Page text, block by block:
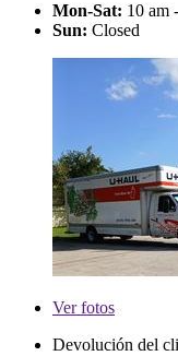
Mon-Sat: 10 am
Sun: Closed
Verfotos
Devolución del